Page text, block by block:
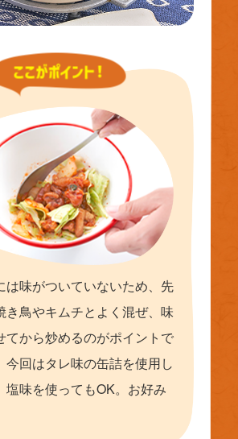
は味がついていないため、先
き鳥やキムチとよく混ぜ、味
てから炒めるのがポイントで
今回はタレ味の缶詰を使用し
塩味を使ってもOK。お好み